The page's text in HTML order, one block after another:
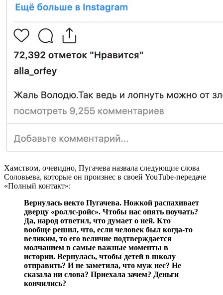
Хамством, очевидно, Пугачева назвала следующие слова
Соловьева, которые он произнес в своей YouTube-передаче
«Полный контакт»:
Вернулась некто Пугачева. Ножкой распахивает
дверцу «роллс-ройс». Чтобы нас опять поучать?
Да, народ ответил, что думает о ней. Кто
вообще решил, что, если человек был когда-то
великим, то его величие подтверждается
молчанием в самые важные моменты в
истории. Вернулась, чтобы детей в школу
отправить? И не заметила, что муж нес? Не
сказала ни слова? Приехала зачем? Деньги
кончились?